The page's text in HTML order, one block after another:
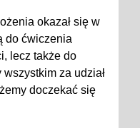
okazał się w
do ćwiczenia
lecz także do
za udział
doczekać się